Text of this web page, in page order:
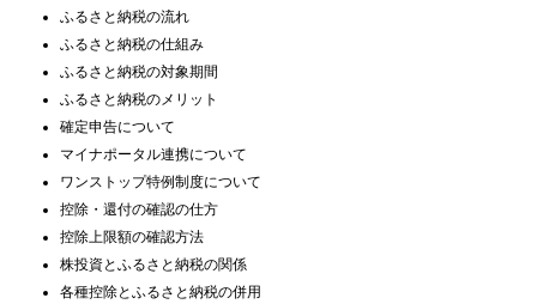
ふるさと納税の流れ
ふるさと納税の仕組み
ふるさと納税の対象期間
ふるさと納税のメリット
確定申告について
マイナポータル連携について
ワンストップ特例制度について
控除・還付の確認の仕方
控除上限額の確認方法
株投資とふるさと納税の関係
各種控除とふるさと納税の併用